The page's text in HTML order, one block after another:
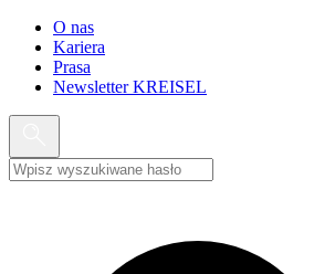
O nas
Kariera
Prasa
Newsletter KREISEL